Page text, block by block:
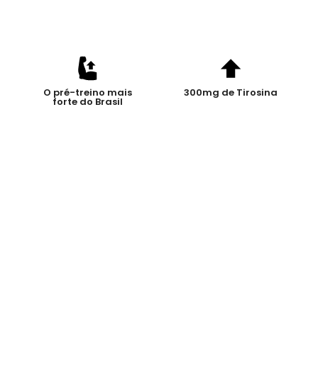
O pré-treino mais
forte do Brasil
300mg de Tirosina